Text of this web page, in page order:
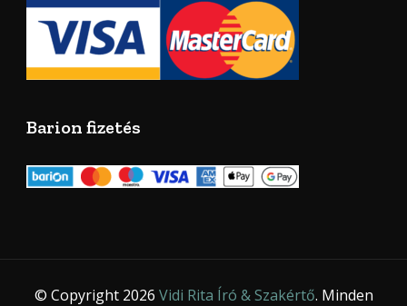
Barion fizetés
© Copyright 2026 Vidi Rita Író & Szakértő. Minden